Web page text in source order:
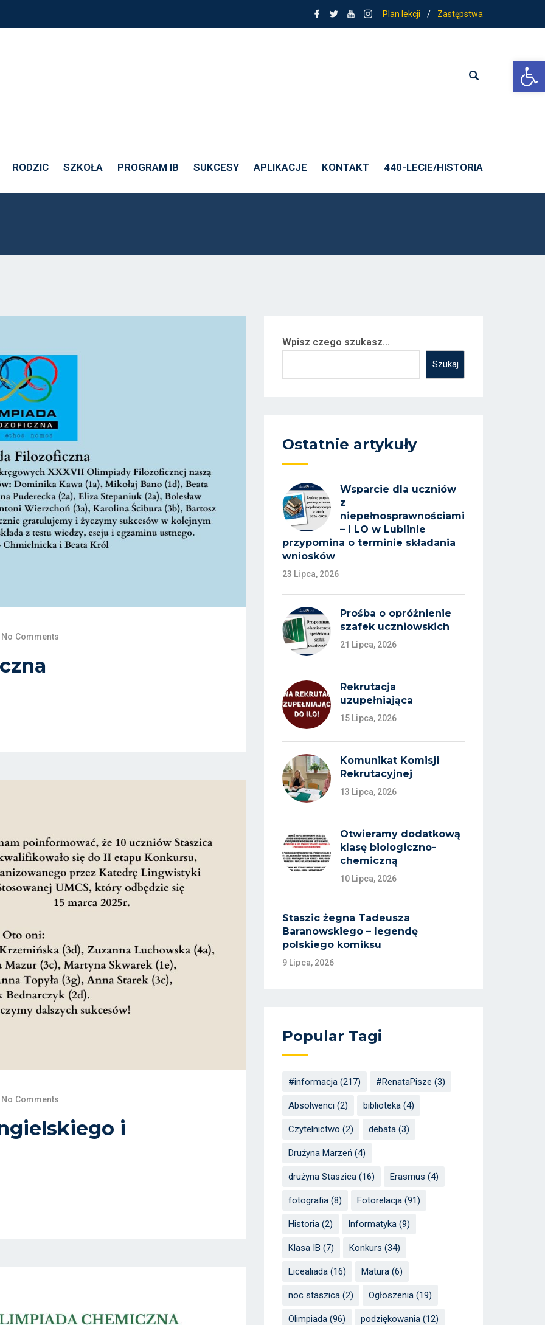
Plan lekcji / Zastępstwa
RODZIC SZKOŁA PROGRAM IB SUKCESY APLIKACJE KONTAKT 440-LECIE/HISTORIA
No Comments
No Comments
i
Wpisz czego szukasz...
Szukaj
Ostatnie artykuły
Wsparcie dla uczniów
z
niepełnosprawnościami
– I LO w Lublinie
przypomina o terminie składania
wniosków
23 Lipca, 2026
Prośba o opróżnienie
szafek uczniowskich
21 Lipca, 2026
Rekrutacja
uzupełniająca
15 Lipca, 2026
Komunikat Komisji
Rekrutacyjnej
13 Lipca, 2026
Otwieramy dodatkową
klasę biologiczno-
chemiczną
10 Lipca, 2026
Staszic żegna Tadeusza
Baranowskiego – legendę
polskiego komiksu
9 Lipca, 2026
Popular Tagi
#informacja (217) #RenataPisze (3)
Absolwenci (2) biblioteka (4)
Czytelnictwo (2) debata (3)
Drużyna Marzeń (4)
drużyna Staszica (16) Erasmus (4)
fotografia (8) Fotorelacja (91)
Historia (2) Informatyka (9)
Klasa IB (7) Konkurs (34)
Licealiada (16) Matura (6)
noc staszica (2) Ogłoszenia (19)
Olimpiada (96) podziękowania (12)